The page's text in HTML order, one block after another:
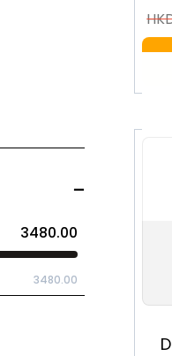
3480.00
3480.00